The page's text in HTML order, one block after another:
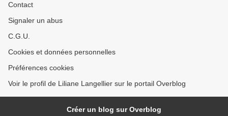
Contact
Signaler un abus
C.G.U.
Cookies et données personnelles
Préférences cookies
Voir le profil de Liliane Langellier sur le portail Overblog
Créer un blog sur Overblog